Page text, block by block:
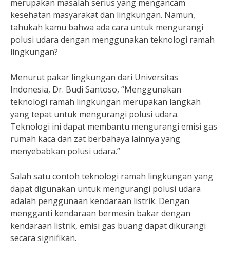
merupakan masalah serius yang mengancam
kesehatan masyarakat dan lingkungan. Namun,
tahukah kamu bahwa ada cara untuk mengurangi
polusi udara dengan menggunakan teknologi ramah
lingkungan?
Menurut pakar lingkungan dari Universitas
Indonesia, Dr. Budi Santoso, “Menggunakan
teknologi ramah lingkungan merupakan langkah
yang tepat untuk mengurangi polusi udara.
Teknologi ini dapat membantu mengurangi emisi gas
rumah kaca dan zat berbahaya lainnya yang
menyebabkan polusi udara.”
Salah satu contoh teknologi ramah lingkungan yang
dapat digunakan untuk mengurangi polusi udara
adalah penggunaan kendaraan listrik. Dengan
mengganti kendaraan bermesin bakar dengan
kendaraan listrik, emisi gas buang dapat dikurangi
secara signifikan.